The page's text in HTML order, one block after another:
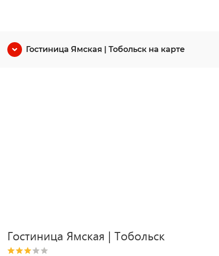
Гостиница Ямская | Тобольск на карте
Гостиница Ямская | Тобольск